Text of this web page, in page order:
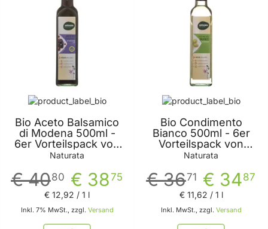
Bio Aceto Balsamico
di Modena 500ml -
6er Vorteilspack von
Naturata
Naturata
€ 3875
€ 4080
Inkl. 7% MwSt., zzgl. Versand
€ 12,92 / 1 l
Bio Condimento
Bianco 500ml - 6er
Vorteilspack von
Naturata
Naturata
€ 3487
€ 3671
Inkl. MwSt., zzgl. Versand
€ 11,62 / 1 l